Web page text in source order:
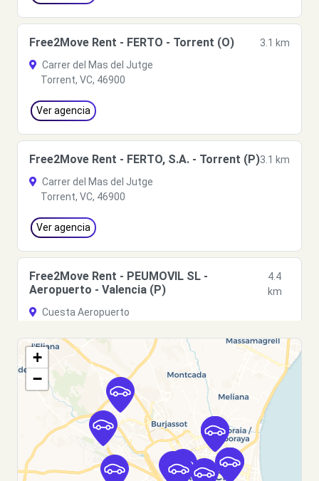
Free2Move Rent - FERTO - Torrent (O)
3.1 km
Carrer del Mas del Jutge
Torrent, VC, 46900
Ver agencia
Free2Move Rent - FERTO, S.A. - Torrent (P)3.1 km
Carrer del Mas del Jutge
Torrent, VC, 46900
Ver agencia
Free2Move Rent - PEUMOVIL SL -
Aeropuerto - Valencia (P)
4.4
km
Cuesta Aeropuerto
Ver agencia
Free2Move Rent - S&YOU VALENCIA - Tres
Cruces - Valencia (P)
4.4
Avda. Tres Cruces, 38
Valencia, 46014
+
−